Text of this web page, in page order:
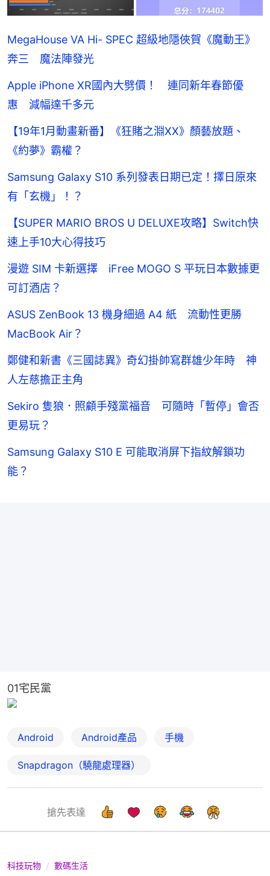
MegaHouse VA Hi- SPEC 超級地隱俠賀《魔動王》
奔三 魔法陣發光
Apple iPhone XR國內大劈價！ 連同新年春節優
惠 減幅達千多元
【19年1月動畫新番】《狂賭之淵XX》顏藝放題、
《約夢》霸權？
Samsung Galaxy S10 系列發表日期已定！擇日原來
有「玄機」！？
【SUPER MARIO BROS U DELUXE攻略】Switch快
速上手10大心得技巧
漫遊 SIM 卡新選擇 iFree MOGO S 平玩日本數據更
可訂酒店？
ASUS ZenBook 13 機身細過 A4 紙 流動性更勝
MacBook Air？
鄭健和新書《三國誌異》奇幻掛帥寫群雄少年時 神
人左慈擔正主角
Sekiro 隻狼．照顧手殘黨福音 可隨時「暫停」會否
更易玩？
Samsung Galaxy S10 E 可能取消屏下指紋解鎖功
能？
01宅民黨
Android Android產品 手機
Snapdragon（驍龍處理器）
搶先表達
科技玩物 數碼生活